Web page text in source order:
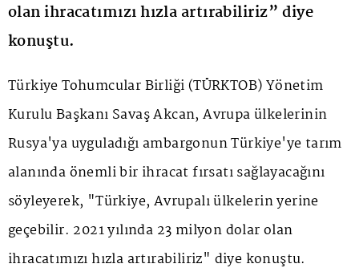
olan ihracatımızı hızla artırabiliriz” diye
konuştu.
Türkiye Tohumcular Birliği (TÜRKTOB) Yönetim
Kurulu Başkanı Savaş Akcan, Avrupa ülkelerinin
Rusya'ya uyguladığı ambargonun Türkiye'ye tarım
alanında önemli bir ihracat fırsatı sağlayacağını
söyleyerek, "Türkiye, Avrupalı ülkelerin yerine
geçebilir. 2021 yılında 23 milyon dolar olan
ihracatımızı hızla artırabiliriz" diye konuştu.